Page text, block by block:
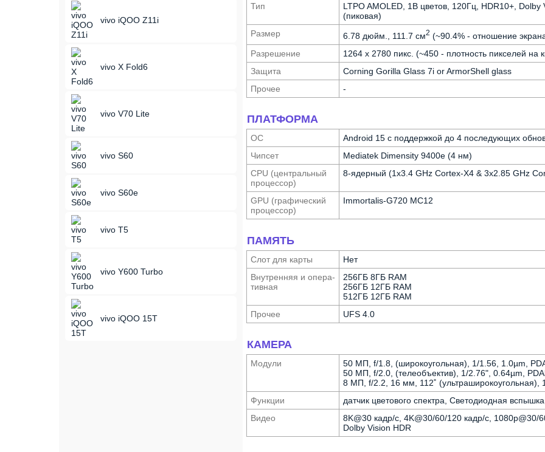
vivo iQOO Z11i
vivo X Fold6
vivo V70 Lite
vivo S60
vivo S60e
vivo T5
vivo Y600 Turbo
vivo iQOO 15T
Тип
LTPO AMOLED, 1B цветов, 120Гц, HDR10+,
(пиковая)
Размер
6.78 дюйм., 111.7 см2 (~90.4% - отношение
Разре­шение
1264 x 2780 пикс. (~450 - плотность пикселей на
Защита
Corning Gorilla Glass 7i or ArmorShell glass
Прочее
-
ПЛАТФОРМА
ОС
Android 15 с поддержкой до 4 последующих
Чипсет
Mediatek Dimensity 9400e (4 нм)
CPU (централь­ный
процес­сор)
8-ядерный (1x3.4 GHz Cortex-X4 & 3x2.85 GHz
GPU (графи­ческий
процес­сор)
Immortalis-G720 MC12
ПАМЯТЬ
Слот для карты
Нет
Внутрен­няя и опера­
тивная
256ГБ 8ГБ RAM
256ГБ 12ГБ RAM
512ГБ 12ГБ RAM
Прочее
UFS 4.0
КАМЕРА
Модули
50 МП, f/1.8, (широкоугольная), 1/1.56, 1.0µm,
50 МП, f/2.0, (телеобъектив), 1/2.76", 0.64µm,
8 МП, f/2.2, 16 мм, 112˚ (ультра­широкоугольная),
Функ­ции
датчик цветового спектра, Светодиодная
Видео
8K@30 кадр/с, 4K@30/60/120 кадр/с, 1080p@30/
Dolby Vision HDR